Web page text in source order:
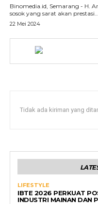
Binomedia.id, Semarang - H.
sosok yang sarat akan prestasi...
22 Mei 2024
Tidak ada kiriman yang
LIFESTYLE
IBTE 2026 PERKUAT
INDUSTRI MAINAN DAN